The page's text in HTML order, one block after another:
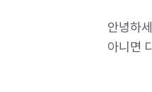
안녕하
아니면